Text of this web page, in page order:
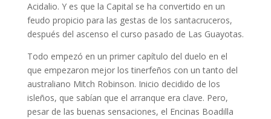
Acidalio. Y es que la Capital se ha convertido en un
feudo propicio para las gestas de los santacruceros,
después del ascenso el curso pasado de Las Guayotas.
Todo empezó en un primer capítulo del duelo en el
que empezaron mejor los tinerfeños con un tanto del
australiano Mitch Robinson. Inicio decidido de los
isleños, que sabían que el arranque era clave. Pero,
pesar de las buenas sensaciones, el Encinas Boadilla